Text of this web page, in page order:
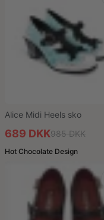
Alice Midi Heels sko
689 DKK985 DKK
Hot Chocolate Design